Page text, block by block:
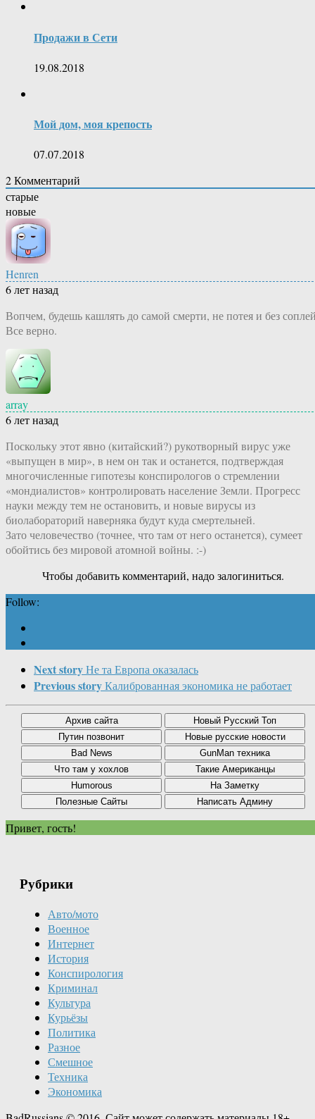
Продажи в Сети
19.08.2018
Мой дом, моя крепость
07.07.2018
2Комментарий
старые
новые
Henren
6 лет назад
Вопчем, будешь кашлять до самой смерти, не потея и без
Все верно.
array
6 лет назад
Поскольку этот явно (китайский?) рукотворный вирус уже
«выпущен в мир», в нем он так и останется, подтверждая
многочисленные гипотезы конспирологов о стремлении
«мондиалистов» контролировать население Земли. Прогресс
науки между тем не остановить, и новые вирусы из
биолабораторий наверняка будут куда смертельней.
Зато человечество (точнее, что там от него останется), сумеет
обойтись без мировой атомной войны. :-)
Чтобы добавить комментарий, надо залогиниться.
Follow:
Next storyНе та Европа оказалась
Previous storyКалиброванная экономика не работает
Привет, гость!
Рубрики
Авто/мото
Военное
Интернет
История
Конспирология
Криминал
Культура
Курьёзы
Политика
Разное
Смешное
Техника
Экономика